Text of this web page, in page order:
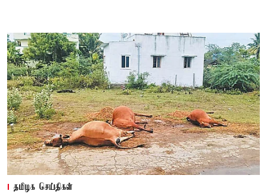
தமிழக செய்திகள்